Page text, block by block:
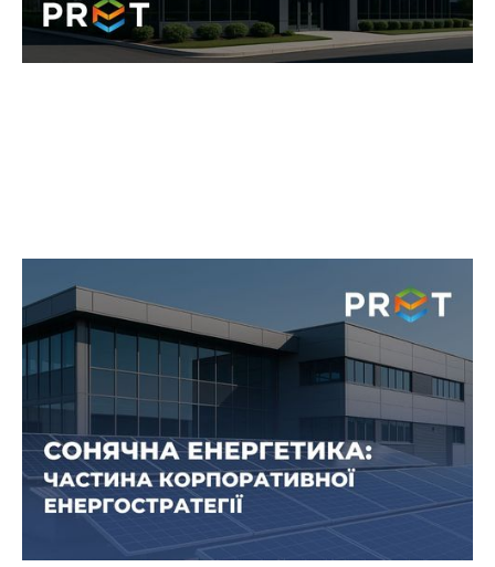
Сонячна енергія як частина
енергетичної стратегії
підприємства
Сонячні електростанції стають не лише модним
трендом, а й практичним інструментом
управління енергосистемою. Але ключ у тому,
щоб правильно вписати СЕС у роботу бізнесу. І
саме тут на перший план виходить
енергоконсалтинг.